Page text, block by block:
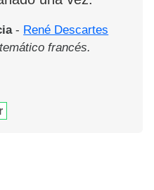
- René Descartes
francés.